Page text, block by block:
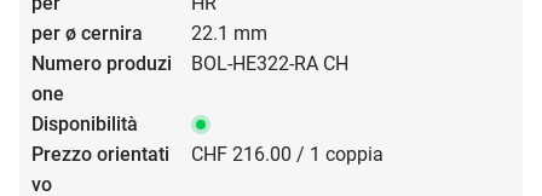
22.1 mm
BOL-HE322-RA CH
CHF 216.00 / 1 coppia